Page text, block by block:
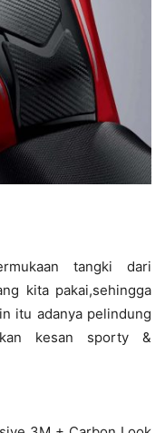
tangki dari
kita pakai,sehingga
itu adanya pelindung
kesan sporty &